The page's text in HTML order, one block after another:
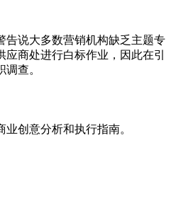
告说大多数营销机构缺乏主题专
商处进行白标作业，因此在引
查。
创意分析和执行指南。